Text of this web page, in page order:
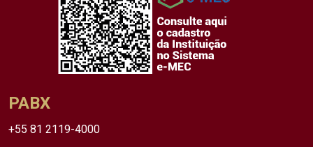
PABX
+55 81 2119-4000